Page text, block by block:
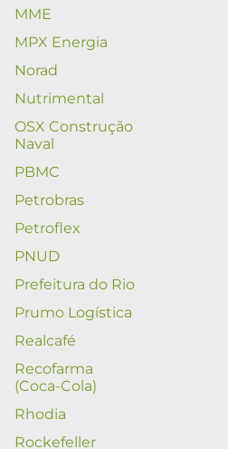
MME
MPX Energia
Norad
Nutrimental
OSX Construção
Naval
PBMC
Petrobras
Petroflex
PNUD
Prefeitura do Rio
Prumo Logística
Realcafé
Recofarma
(Coca-Cola)
Rhodia
Rockefeller